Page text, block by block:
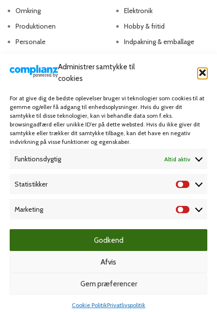
Administrer samtykke til
cookies
For at give dig de bedste oplevelser bruger vi teknologier som cookies til at
gemme og/eller få adgang til enhedsoplysninger. Hvis du giver dit
samtykke til disse teknologier, kan vi behandle data som f.eks.
browsingadfærd eller unikke ID'er på dette websted. Hvis du ikke giver dit
samtykke eller trækker dit samtykke tilbage, kan det have en negativ
indvirkning på visse funktioner og egenskaber.
Funktionsdygtig Altid aktiv
Statistikker
Marketing
Godkend
Afvis
Gem præferencer
Cookie PolitikPrivatlivspolitik
Omkring
Produktionen
Personale
Elektronik
Hobby & fritid
Indpakning & emballage
Spil & lotteri
MIN KONTO
Adresser
KUNDESERVICE
Grafisk forlag
Dansk Kartotekfabrik